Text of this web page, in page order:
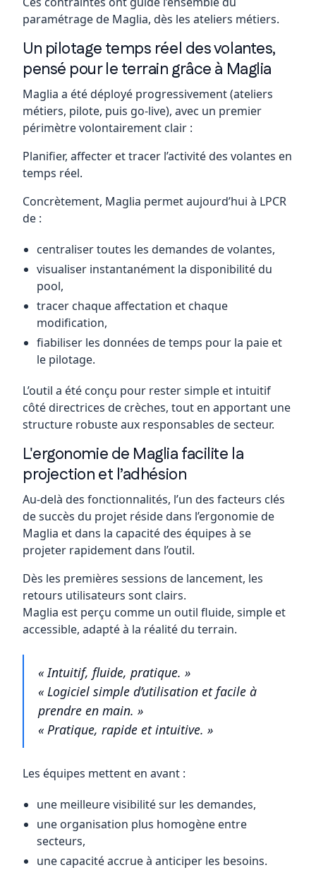
paramétrage de Maglia, dès les ateliers métiers.
Un pilotage temps réel des volantes,
pensé pour le terrain grâce à Maglia
Maglia a été déployé progressivement (ateliers
métiers, pilote, puis go-live), avec un premier
périmètre volontairement clair :
Planifier, affecter et tracer l’activité des volantes en
temps réel.
Concrètement, Maglia permet aujourd’hui à LPCR
de :
centraliser toutes les demandes de volantes,
visualiser instantanément la disponibilité du
pool,
tracer chaque affectation et chaque
modification,
fiabiliser les données de temps pour la paie et
le pilotage.
L’outil a été conçu pour rester simple et intuitif
côté directrices de crèches, tout en apportant une
structure robuste aux responsables de secteur.
L'ergonomie de Maglia facilite la
projection et l’adhésion
Au-delà des fonctionnalités, l’un des facteurs clés
de succès du projet réside dans l’ergonomie de
Maglia et dans la capacité des équipes à se
projeter rapidement dans l’outil.
Dès les premières sessions de lancement, les
retours utilisateurs sont clairs.
Maglia est perçu comme un outil fluide, simple et
accessible, adapté à la réalité du terrain.
« Intuitif, fluide, pratique. »
« Logiciel simple d’utilisation et facile à
prendre en main. »
« Pratique, rapide et intuitive. »
Les équipes mettent en avant :
une meilleure visibilité sur les demandes,
une organisation plus homogène entre
secteurs,
une capacité accrue à anticiper les besoins.